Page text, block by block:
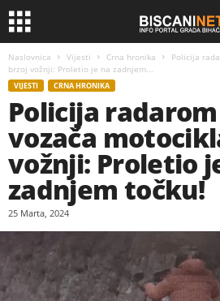
Naslovnica Vijesti Crna hronika
Policija
brzoj vožnji: Proletio je na zadnjem...
VIJESTI CRNA HRONIKA
Policija
vozača
vožnji: Proletio
zadnjem točku!
25 Marta, 2024